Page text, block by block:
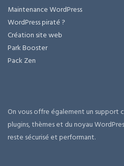
Maintenance WordPress
WordPress piraté ?
Création site web
Park Booster
Pack Zen
On vous offre également un support
plugins, thèmes et du noyau
reste sécurisé et performant.